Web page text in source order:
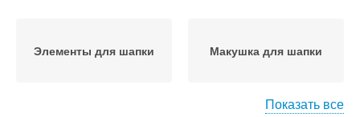
Элементы для шапки Макушка для шапки
Показать все